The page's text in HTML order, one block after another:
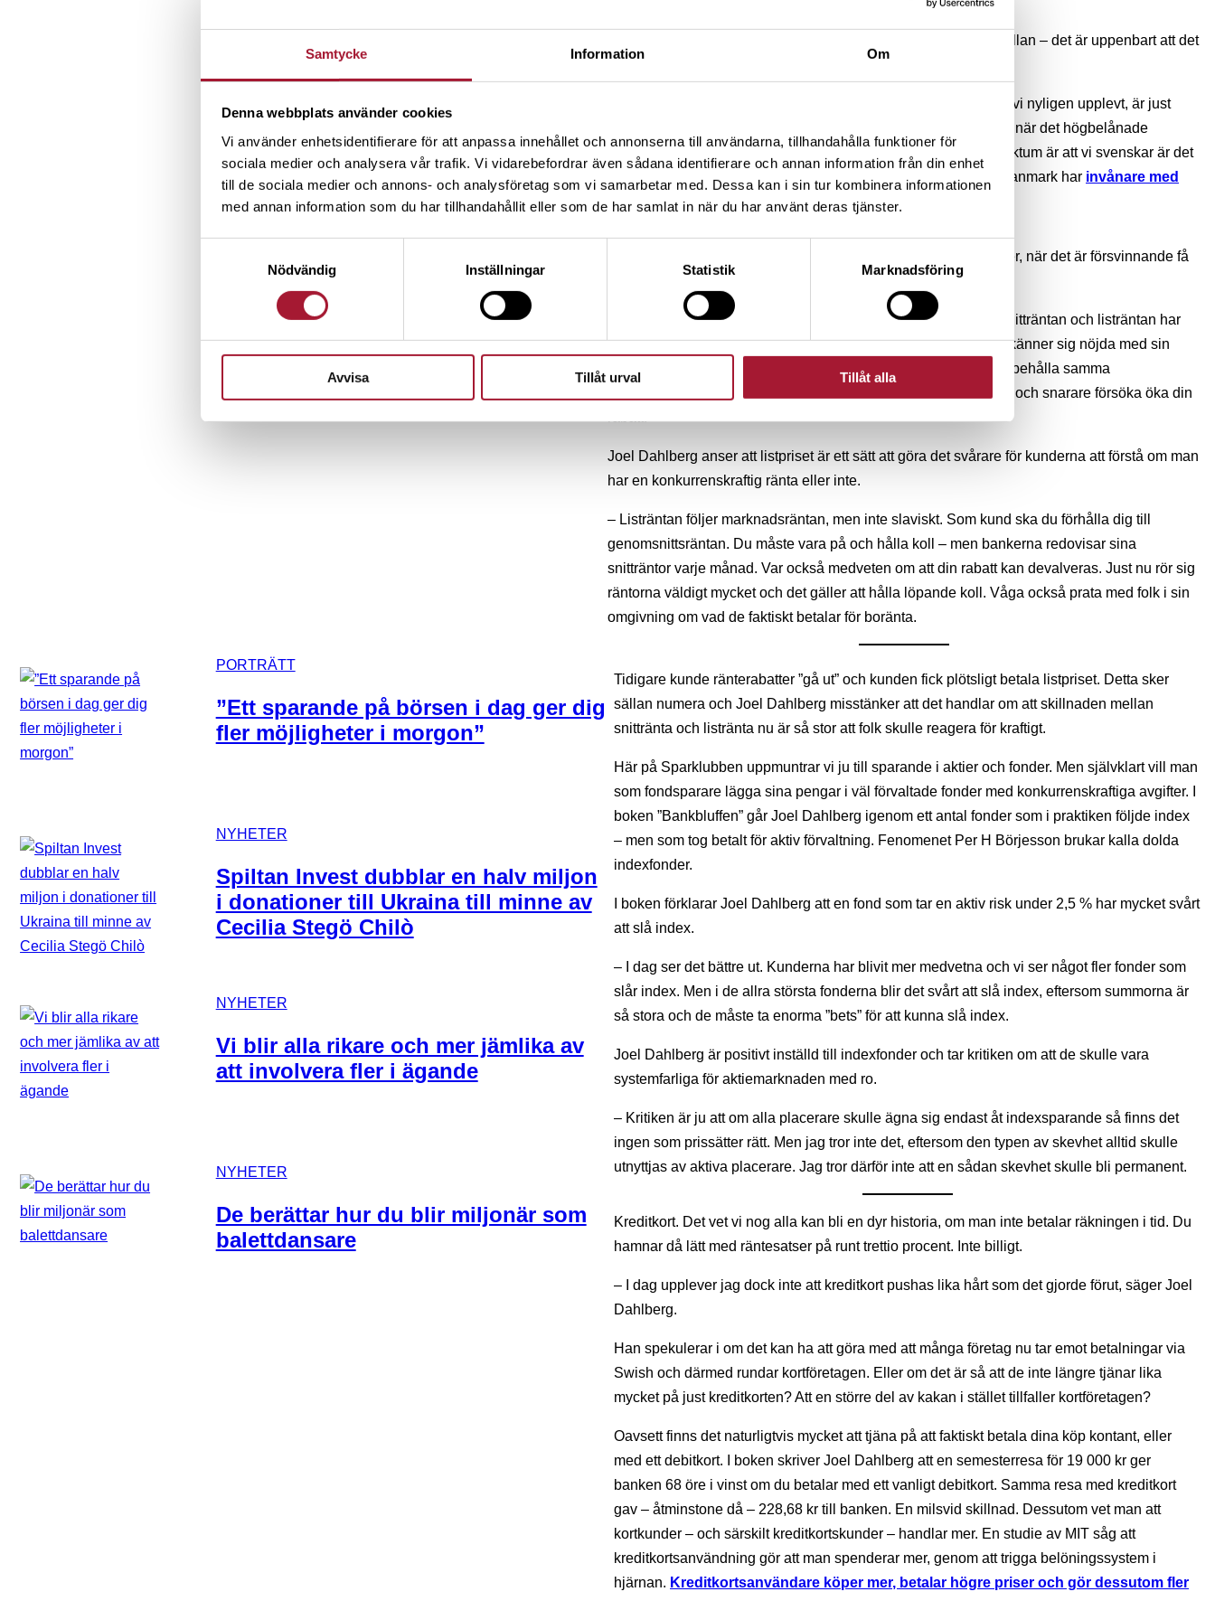
Samtycke Information Om
Denna webbplats använder cookies
Vi använder enhetsidentifierare för att anpassa innehållet och annonserna till användarna, tillhandahålla funktioner för
sociala medier och analysera vår trafik. Vi vidarebefordrar även sådana identifierare och annan information från din enhet
till de sociala medier och annons- och analysföretag som vi samarbetar med. Dessa kan i sin tur kombinera informationen
med annan information som du har tillhandahållit eller som de har samlat in när du har använt deras tjänster.
Nödvändig
Inställningar Statistik Marknadsföring
Avvisa Tillåt urval Tillåt alla
– Men självklart borde bankerna också konkurrera mer sinsemellan – det är uppenbart att det
Något som blev högaktuellt under inflations- och räntetopparna vi nyligen upplevt, är just
bolånen. Sällan har väl tidningarna skrivit mer om ränteläget än när det högbelånade
svenska folket började känna av kostnaderna för sina bolån. Faktum är att vi svenskar är det
tredje mest belånade folket inom EU. Endast Luxemburg och Danmark har invånare med
högre genomsnittliga skulder.
Men varför kör så många bolåneaktörer fortfarande med listpriser, när det är försvinnande få
– Den är ett prisstrategiskt instrument. Men skillnaden mellan snitträntan och listräntan har
ökat. Det gör att en viss ränterabatt devalveras över tid. Många känner sig nöjda med sin
bolåneförhandling om de får behålla sin ränterabatt. Men för att behålla samma
konkurrenskraftiga ränta behöver du hela tiden ligga på banken och snarare försöka öka din
rabatt.
Joel Dahlberg anser att listpriset är ett sätt att göra det svårare för kunderna att förstå om man
har en konkurrenskraftig ränta eller inte.
– Listräntan följer marknadsräntan, men inte slaviskt. Som kund ska du förhålla dig till
genomsnittsräntan. Du måste vara på och hålla koll – men bankerna redovisar sina
snitträntor varje månad. Var också medveten om att din rabatt kan devalveras. Just nu rör sig
räntorna väldigt mycket och det gäller att hålla löpande koll. Våga också prata med folk i sin
omgivning om vad de faktiskt betalar för boränta.
PORTRÄTT
”Ett sparande på börsen i dag ger dig
fler möjligheter i morgon”
NYHETER
Spiltan Invest dubblar en halv miljon
i donationer till Ukraina till minne av
Cecilia Stegö Chilò
NYHETER
Vi blir alla rikare och mer jämlika av
att involvera fler i ägande
NYHETER
De berättar hur du blir miljonär som
balettdansare
Tidigare kunde ränterabatter ”gå ut” och kunden fick plötsligt betala listpriset. Detta sker
sällan numera och Joel Dahlberg misstänker att det handlar om att skillnaden mellan
snittränta och listränta nu är så stor att folk skulle reagera för kraftigt.
Här på Sparklubben uppmuntrar vi ju till sparande i aktier och fonder. Men självklart vill man
som fondsparare lägga sina pengar i väl förvaltade fonder med konkurrenskraftiga avgifter. I
boken ”Bankbluffen” går Joel Dahlberg igenom ett antal fonder som i praktiken följde index
– men som tog betalt för aktiv förvaltning. Fenomenet Per H Börjesson brukar kalla dolda
indexfonder.
I boken förklarar Joel Dahlberg att en fond som tar en aktiv risk under 2,5 % har mycket svårt
att slå index.
– I dag ser det bättre ut. Kunderna har blivit mer medvetna och vi ser något fler fonder som
slår index. Men i de allra största fonderna blir det svårt att slå index, eftersom summorna är
så stora och de måste ta enorma ”bets” för att kunna slå index.
Joel Dahlberg är positivt inställd till indexfonder och tar kritiken om att de skulle vara
systemfarliga för aktiemarknaden med ro.
– Kritiken är ju att om alla placerare skulle ägna sig endast åt indexsparande så finns det
ingen som prissätter rätt. Men jag tror inte det, eftersom den typen av skevhet alltid skulle
utnyttjas av aktiva placerare. Jag tror därför inte att en sådan skevhet skulle bli permanent.
Kreditkort. Det vet vi nog alla kan bli en dyr historia, om man inte betalar räkningen i tid. Du
hamnar då lätt med räntesatser på runt trettio procent. Inte billigt.
– I dag upplever jag dock inte att kreditkort pushas lika hårt som det gjorde förut, säger Joel
Dahlberg.
Han spekulerar i om det kan ha att göra med att många företag nu tar emot betalningar via
Swish och därmed rundar kortföretagen. Eller om det är så att de inte längre tjänar lika
mycket på just kreditkorten? Att en större del av kakan i stället tillfaller kortföretagen?
Oavsett finns det naturligtvis mycket att tjäna på att faktiskt betala dina köp kontant, eller
med ett debitkort. I boken skriver Joel Dahlberg att en semesterresa för 19 000 kr ger
banken 68 öre i vinst om du betalar med ett vanligt debitkort. Samma resa med kreditkort
gav – åtminstone då – 228,68 kr till banken. En milsvid skillnad. Dessutom vet man att
kortkunder – och särskilt kreditkortskunder – handlar mer. En studie av MIT såg att
kreditkortsanvändning gör att man spenderar mer, genom att trigga belöningssystem i
hjärnan. Kreditkortsanvändare köper mer, betalar högre priser och gör dessutom fler